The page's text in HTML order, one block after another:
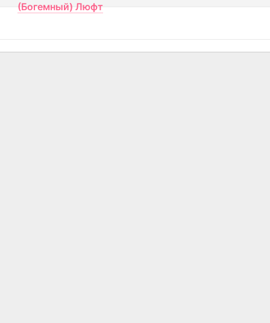
(Богемный) Люфт